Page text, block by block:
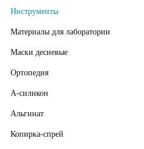
Инструменты
Материалы для лаборатории
Маски десневые
Ортопедия
А-силикон
Альгинат
Копирка-спрей